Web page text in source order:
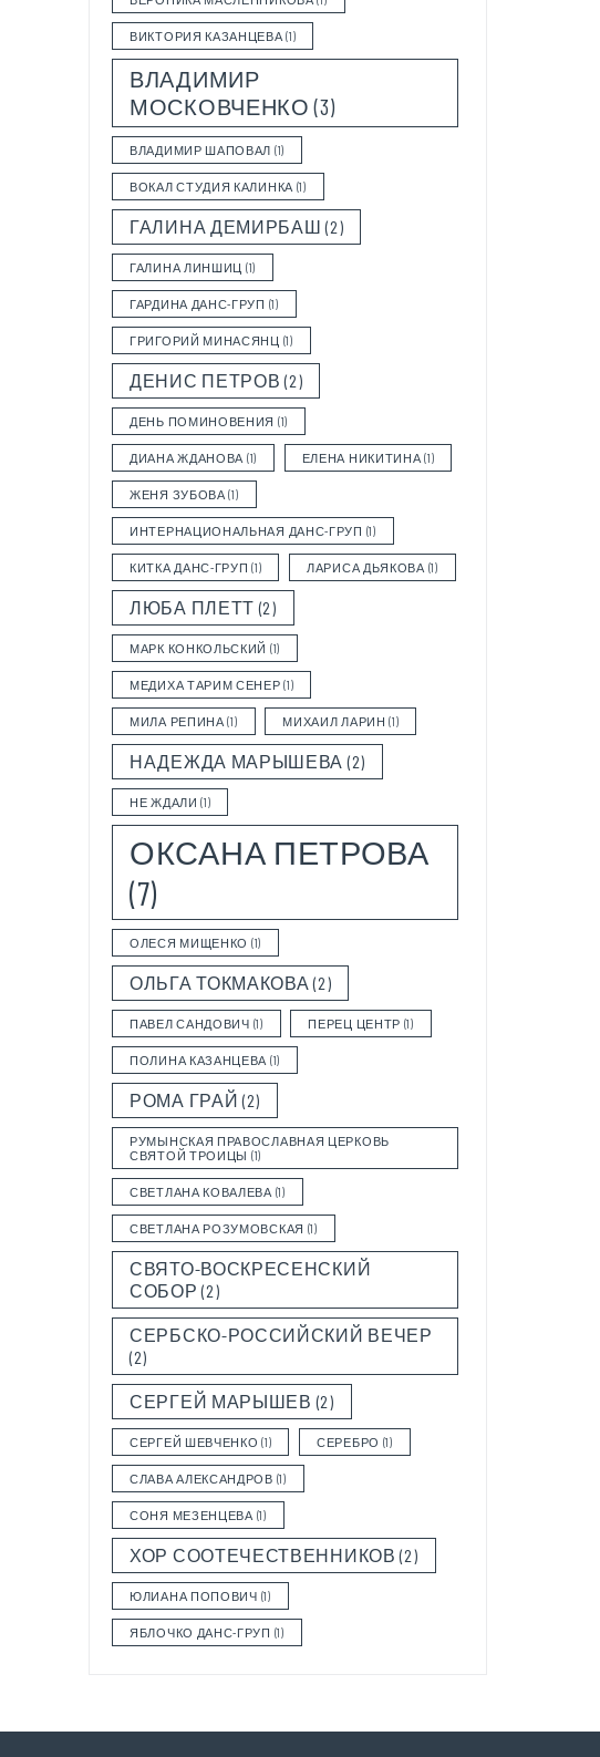
ВИКТОРИЯ КАЗАНЦЕВА (1)
ВЛАДИМИР
МОСКОВЧЕНКО (3)
ВЛАДИМИР ШАПОВАЛ (1)
ВОКАЛ СТУДИЯ КАЛИНКА (1)
ГАЛИНА ДЕМИРБАШ (2)
ГАЛИНА ЛИНШИЦ (1)
ГАРДИНА ДАНС-ГРУП (1)
ГРИГОРИЙ МИНАСЯНЦ (1)
ДЕНИС ПЕТРОВ (2)
ДЕНЬ ПОМИНОВЕНИЯ (1)
ДИАНА ЖДАНОВА (1) ЕЛЕНА НИКИТИНА (1)
ЖЕНЯ ЗУБОВА (1)
ИНТЕРНАЦИОНАЛЬНАЯ ДАНС-ГРУП (1)
КИТКА ДАНС-ГРУП (1) ЛАРИСА ДЬЯКОВА (1)
ЛЮБА ПЛЕТТ (2)
МАРК КОНКОЛЬСКИЙ (1)
МЕДИХА ТАРИМ СЕНЕР (1)
МИЛА РЕПИНА (1) МИХАИЛ ЛАРИН (1)
НАДЕЖДА МАРЫШЕВА (2)
НЕ ЖДАЛИ (1)
ОКСАНА ПЕТРОВА
(7)
ОЛЕСЯ МИЩЕНКО (1)
ОЛЬГА ТОКМАКОВА (2)
ПАВЕЛ САНДОВИЧ (1) ПЕРЕЦ ЦЕНТР (1)
ПОЛИНА КАЗАНЦЕВА (1)
РОМА ГРАЙ (2)
РУМЫНСКАЯ ПРАВОСЛАВНАЯ ЦЕРКОВЬ
СВЯТОЙ ТРОИЦЫ (1)
СВЕТЛАНА КОВАЛЕВА (1)
СВЕТЛАНА РОЗУМОВСКАЯ (1)
СВЯТО-ВОСКРЕСЕНСКИЙ
СОБОР (2)
СЕРБСКО-РОССИЙСКИЙ ВЕЧЕР
(2)
СЕРГЕЙ МАРЫШЕВ (2)
СЕРГЕЙ ШЕВЧЕНКО (1) СЕРЕБРО (1)
СЛАВА АЛЕКСАНДРОВ (1)
СОНЯ МЕЗЕНЦЕВА (1)
ХОР СООТЕЧЕСТВЕННИКОВ (2)
ЮЛИАНА ПОПОВИЧ (1)
ЯБЛОЧКО ДАНС-ГРУП (1)